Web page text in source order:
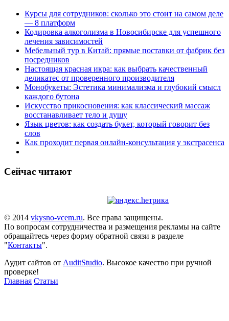
Курсы для сотрудников: сколько это стоит на самом деле
— 8 платформ
Кодировка алкоголизма в Новосибирске для успешного
лечения зависимостей
Мебельный тур в Китай: прямые поставки от фабрик без
посредников
Настоящая красная икра: как выбрать качественный
деликатес от проверенного производителя
Монобукеты: Эстетика минимализма и глубокий смысл
каждого бутона
Искусство прикосновения: как классический массаж
восстанавливает тело и душу
Язык цветов: как создать букет, который говорит без
слов
Как проходит первая онлайн-консультация у экстрасенса
Сейчас читают
© 2014 vkysno-vcem.ru. Все права защищены.
По вопросам сотрудничества и размещения рекламы на сайте
обращайтесь через форму обратной связи в разделе
"Контакты".
Аудит сайтов от AuditStudio. Высокое качество при ручной
проверке!
Главная Статьи